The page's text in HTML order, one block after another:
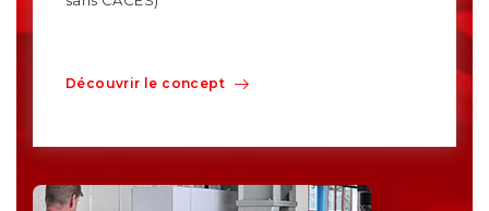
Découvrir le concept